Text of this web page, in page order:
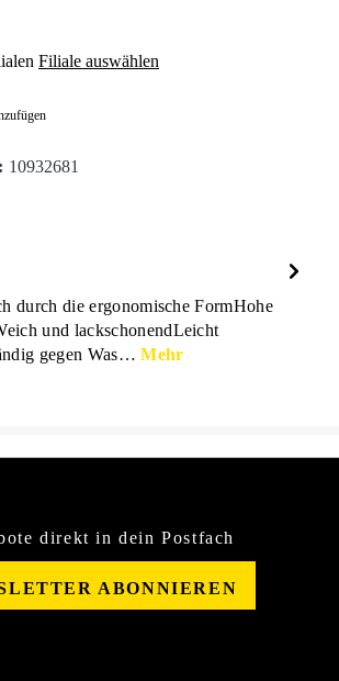
Filiale auswählen
10932681
durch die ergonomische FormHohe
und lackschonendLeicht
gegen Was…Mehr
direkt in dein Postfach
ABONNIEREN